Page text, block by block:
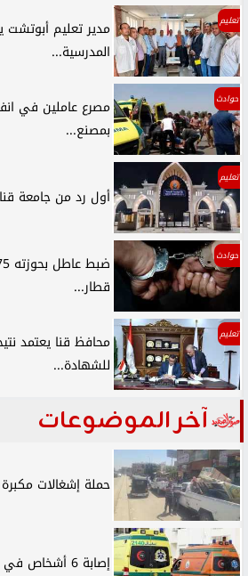
تعليم
مدير تعليم أبوتشت
المدرسية...
حوادث
مصرع عاملين في
بمصنع...
تعليم
أول رد من جامعة
حوادث
قطار...
تعليم
محافظ قنا يعتمد
للشهادة...
آخر الموضوعات
حملة إشغالات
إصابة 6 أشخاص في انقلاب سيارة نصف نقل...